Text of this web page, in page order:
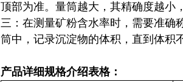
顶部为准。量筒越大，其精确度越小
三：在测量矿粉含水率时，需要准确
筒中，记录沉淀物的体积，直到体积
产品详细规格介绍表格：